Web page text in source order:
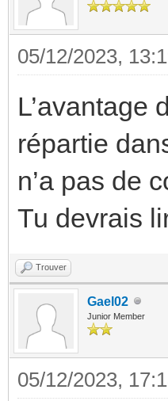
05/12/2023,
L’avantage
répartie
n’a pas de
Tu devrais
Trouver
Gael02
Junior Member
05/12/2023,